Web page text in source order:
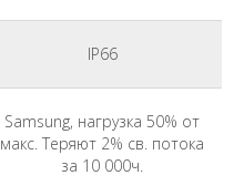
IP66
Samsung, нагрузка 50% от
макс. Теряют 2% св. потока
за 10 000ч.